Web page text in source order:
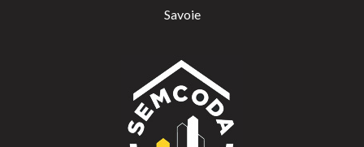
Savoie